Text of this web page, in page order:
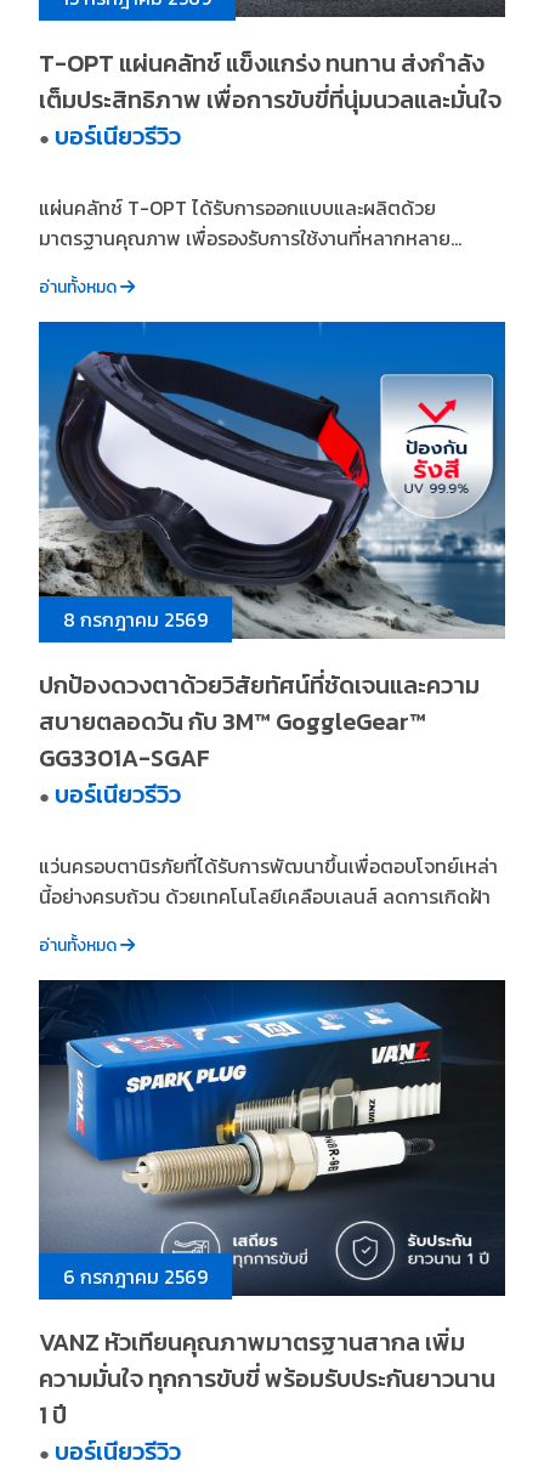
T-OPT แผ่นคลัทช์ แข็งแกร่ง ทนทาน ส่งกำลัง
เต็มประสิทธิภาพ เพื่อการขับขี่ที่นุ่มนวลและมั่นใจ
● บอร์เนียวรีวิว
แผ่นคลัทช์ T-OPT ได้รับการออกแบบและผลิตด้วย
มาตรฐานคุณภาพ เพื่อรองรับการใช้งานที่หลากหลาย...
อ่านทั้งหมด
8 กรกฎาคม 2569
ปกป้องดวงตาด้วยวิสัยทัศน์ที่ชัดเจนและความ
สบายตลอดวัน กับ 3M™ GoggleGear™
GG3301A-SGAF
● บอร์เนียวรีวิว
แว่นครอบตานิรภัยที่ได้รับการพัฒนาขึ้นเพื่อตอบโจทย์เหล่า
นี้อย่างครบถ้วน ด้วยเทคโนโลยีเคลือบเลนส์ ลดการเกิดฝ้า
อ่านทั้งหมด
6 กรกฎาคม 2569
VANZ หัวเทียนคุณภาพมาตรฐานสากล เพิ่ม
ความมั่นใจ ทุกการขับขี่ พร้อมรับประกันยาวนาน
1 ปี
● บอร์เนียวรีวิว